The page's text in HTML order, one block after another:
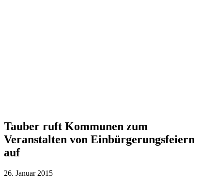
Tauber ruft Kommunen zum
Veranstalten von Einbürgerungsfeiern
auf
26. Januar 2015